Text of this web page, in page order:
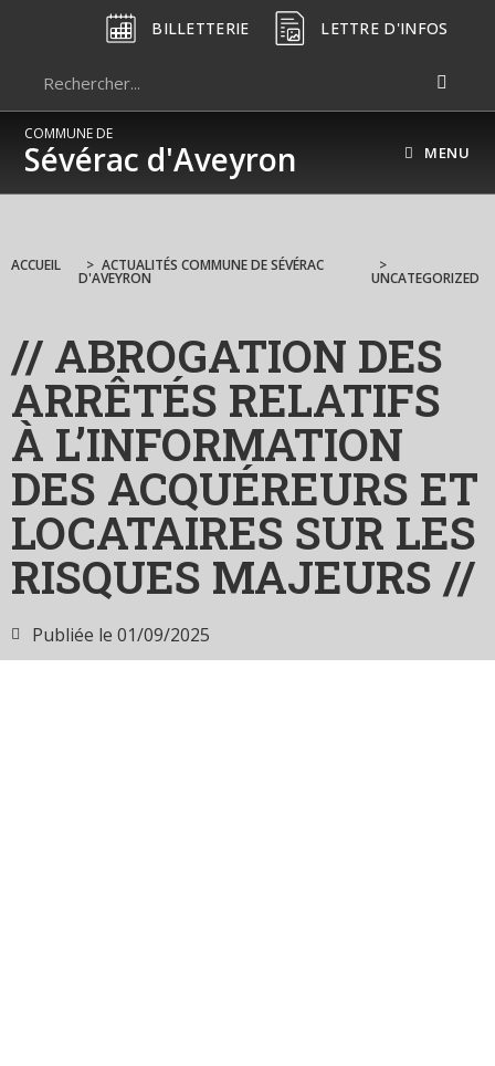
BILLETTERIE LETTRE D'INFOS
COMMUNE DE
Sévérac d'Aveyron MENU
ACCUEIL > ACTUALITÉS COMMUNE DE SÉVÉRAC
D'AVEYRON
>
UNCATEGORIZED
// ABROGATION DES
ARRÊTÉS RELATIFS
À L’INFORMATION
DES ACQUÉREURS ET
LOCATAIRES SUR LES
RISQUES MAJEURS //
Publiée le 01/09/2025